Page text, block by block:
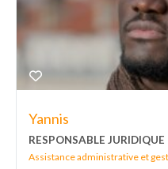
Yannis
RESPONSABLE JURIDIQUE
Assistance administrative et